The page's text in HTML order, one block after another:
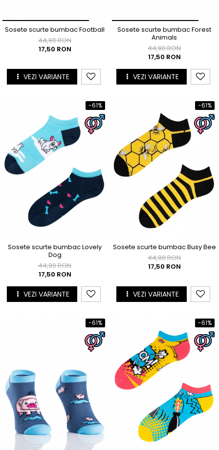
Drumetie
Sosete sport
Sosete medicinale
Sosete scurte bumbac Football
44,90 RON
17,50 RON
VEZI VARIANTE
Sosete scurte bumbac Forest
Animals
44,90 RON
17,50 RON
VEZI VARIANTE
-61%
Sosete scurte bumbac Lovely
Dog
44,90 RON
17,50 RON
VEZI VARIANTE
-61%
Sosete scurte bumbac Busy Bee
44,90 RON
17,50 RON
VEZI VARIANTE
-61% -61%